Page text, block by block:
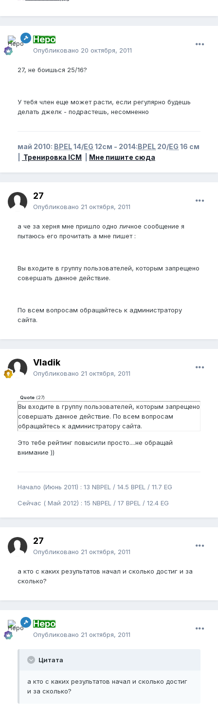
Неро
Опубликовано 20 октября, 2011
27, не боишься 25/16?
У тебя член еще может расти, если регулярно будешь
делать джелк - подрастешь, несомненно
май 2010: BPEL14/EG 12см - 2014:BPEL 20/EG 16 см
Тренировка ICM Мне пишите сюда
27
Опубликовано 21 октября, 2011
а че за херня мне пришло одно личное сообщение я
пытаюсь его прочитать а мне пишет :
Вы входите в группу пользователей, которым запрещено
совершать данное действие.
По всем вопросам обращайтесь к администратору
сайта.
Vladik
Опубликовано 21 октября, 2011
Quote (27)
Вы входите в группу пользователей, которым запрещено
совершать данное действие. По всем вопросам
обращайтесь к администратору сайта.
Это тебе рейтинг повысили просто....не обращай
внимание ))
Начало (Июнь 2011) : 13 NBPEL / 14.5 BPEL / 11.7 EG
Сейчас ( Май 2012) : 15 NBPEL / 17 BPEL / 12.4 EG
27
Опубликовано 21 октября, 2011
а кто с каких результатов начал и сколько достиг и за
сколько?
Неро
Опубликовано 21 октября, 2011
Цитата
а кто с каких результатов начал и сколько достиг
и за сколько?